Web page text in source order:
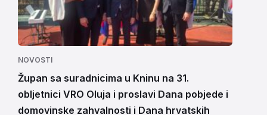
NOVOSTI
Župan sa suradnicima u Kninu na 31.
obljetnici VRO Oluja i proslavi Dana pobjede i
domovinske zahvalnosti i Dana hrvatskih